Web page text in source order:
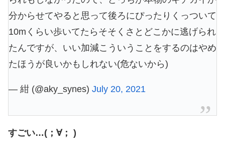
分からせてやると思って後ろにぴったりくっついて
10mくらい歩いてたらそそくさとどこかに逃げられ
たんですが、いい加減こういうことをするのはやめ
たほうが良いかもしれない(危ないから)
— 紺 (@aky_synes) July 20, 2021
すごい…(；∀； )